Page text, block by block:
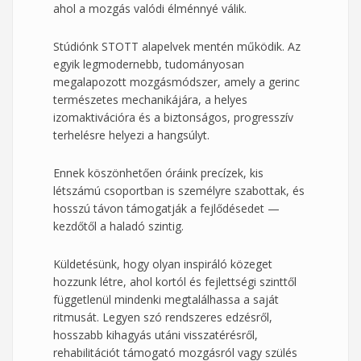
ahol a mozgás valódi élménnyé válik.
Stúdiónk STOTT alapelvek mentén működik. Az
egyik legmodernebb, tudományosan
megalapozott mozgásmódszer, amely a gerinc
természetes mechanikájára, a helyes
izomaktivációra és a biztonságos, progresszív
terhelésre helyezi a hangsúlyt.
Ennek köszönhetően óráink precízek, kis
létszámú csoportban is személyre szabottak, és
hosszú távon támogatják a fejlődésedet —
kezdőtől a haladó szintig.
Küldetésünk, hogy olyan inspiráló közeget
hozzunk létre, ahol kortól és fejlettségi szinttől
függetlenül mindenki megtalálhassa a saját
ritmusát. Legyen szó rendszeres edzésről,
hosszabb kihagyás utáni visszatérésről,
rehabilitációt támogató mozgásról vagy szülés